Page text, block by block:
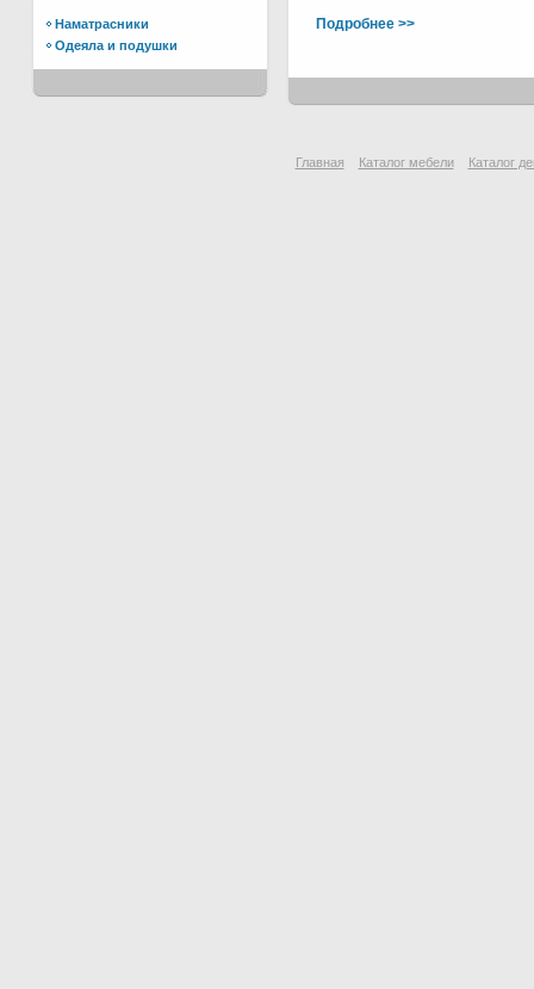
Наматрасники
Одеяла и подушки
Подробнее >>
Главная Каталог мебели Каталог